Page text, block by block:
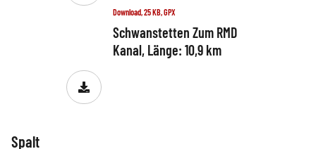
Download, 25 KB, GPX
Schwanstetten Zum RMD
Kanal, Länge: 10,9 km
Spalt